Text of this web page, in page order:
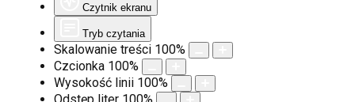
Czytnik ekranu
Tryb czytania
Skalowanie treści 100%
Czcionka 100%
Wysokość linii 100%